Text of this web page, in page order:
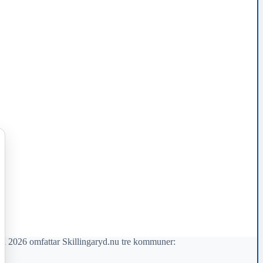
2026 omfattar Skillingaryd.nu tre kommuner: